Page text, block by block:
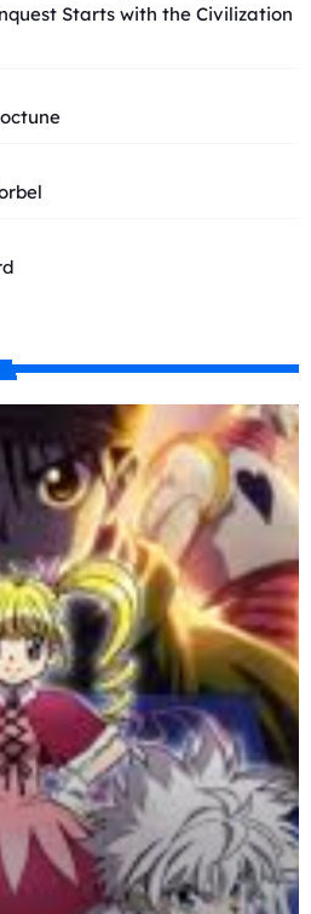
Starts with the Civilization